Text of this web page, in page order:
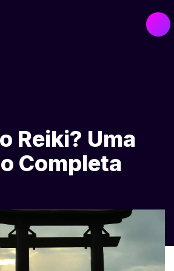
Reiki? Uma
Completa